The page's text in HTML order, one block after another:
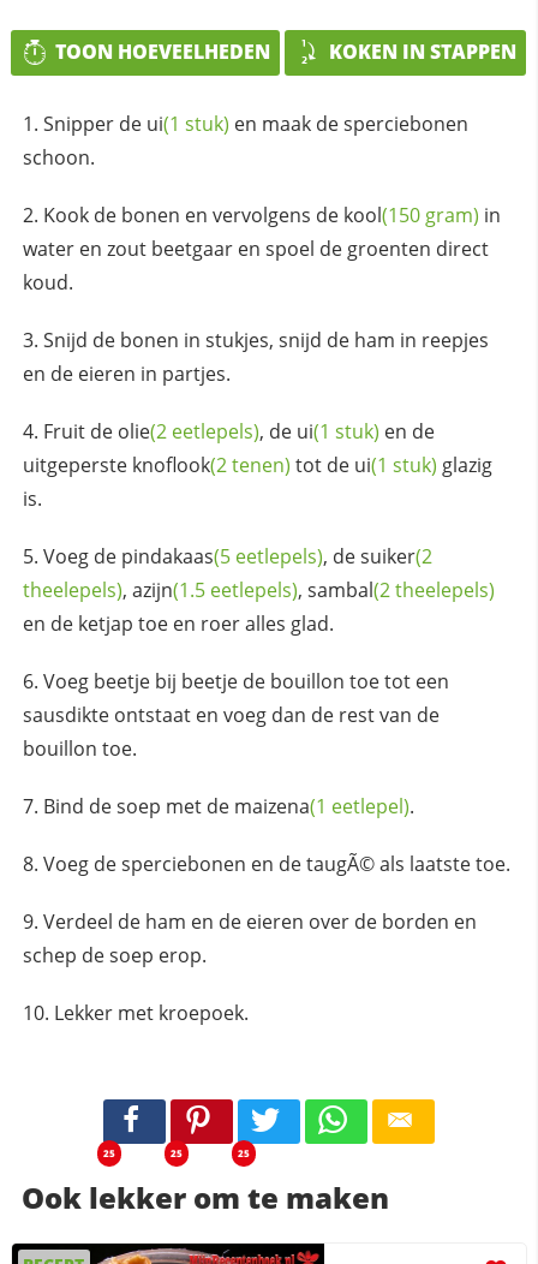
TOON HOEVEELHEDEN KOKEN IN STAPPEN
Snipper de ui(1 stuk) en maak de sperciebonen
schoon.
Kook de bonen en vervolgens de kool(150 gram) in
water en zout beetgaar en spoel de groenten direct
koud.
Snijd de bonen in stukjes, snijd de ham in reepjes
en de eieren in partjes.
Fruit de olie(2 eetlepels), de ui(1 stuk) en de
uitgeperste knoflook(2 tenen) tot de ui(1 stuk) glazig
is.
Voeg de pindakaas(5 eetlepels), desuiker(2
theelepels), azijn(1.5 eetlepels), sambal(2 theelepels)
en de ketjap toe en roer alles glad.
Voeg beetje bij beetje de bouillon toe tot een
sausdikte ontstaat en voeg dan de rest van de
bouillon toe.
Bind de soep met de maizena(1 eetlepel).
Voeg de sperciebonen en de taugÃ© als laatste toe.
Verdeel de ham en de eieren over de borden en
schep de soep erop.
Lekker met kroepoek.
25 25 25
Ook lekker om te maken